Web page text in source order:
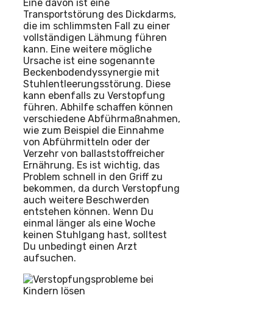
Eine davon ist eine
Transportstörung des Dickdarms,
die im schlimmsten Fall zu einer
vollständigen Lähmung führen
kann. Eine weitere mögliche
Ursache ist eine sogenannte
Beckenbodendyssynergie mit
Stuhlentleerungsstörung. Diese
kann ebenfalls zu Verstopfung
führen. Abhilfe schaffen können
verschiedene Abführmaßnahmen,
wie zum Beispiel die Einnahme
von Abführmitteln oder der
Verzehr von ballaststoffreicher
Ernährung. Es ist wichtig, das
Problem schnell in den Griff zu
bekommen, da durch Verstopfung
auch weitere Beschwerden
entstehen können. Wenn Du
einmal länger als eine Woche
keinen Stuhlgang hast, solltest
Du unbedingt einen Arzt
aufsuchen.